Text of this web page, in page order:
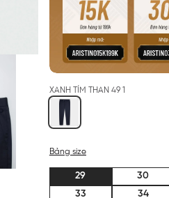
XANH TÍM THAN 49 1
Bảng size
29 30
33
34